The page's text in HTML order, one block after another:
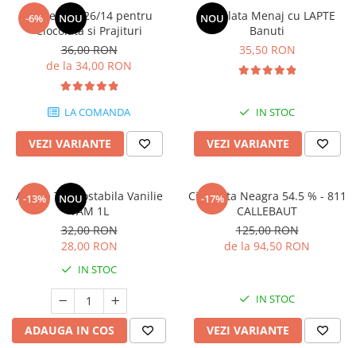
-6% NOU
Lapte Praf 26/14 pentru
Ciocolata si Prajituri
36,00 RON
de la 34,00 RON
LA COMANDA
VEZI VARIANTE
NOU
Ciocolata Menaj cu LAPTE
Banuti
35,50 RON
IN STOC
VEZI VARIANTE
-13% NOU
Aroma Termostabila Vanilie
YAM 1L
32,00 RON
28,00 RON
IN STOC
ADAUGA IN COS
-17%
Ciocolata Neagra 54.5 % - 811
CALLEBAUT
125,00 RON
de la 94,50 RON
IN STOC
VEZI VARIANTE